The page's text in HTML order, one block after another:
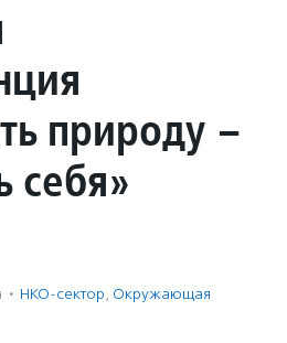
природу –
себя»
· НКО-сектор, Окружающая